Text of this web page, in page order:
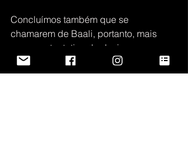
Concluímos também que se
chamarem de Baali, portanto, mais
que uma tentativa de designar um
nome de uma linhagem “importante”
de senhores das trevas é ,